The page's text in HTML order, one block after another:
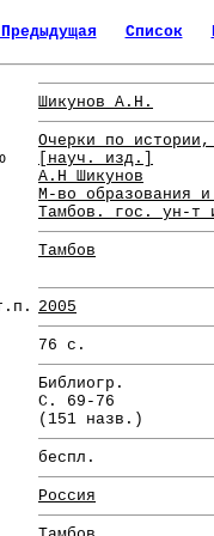
Список
Шикунов А.Н.
Очерки по
[науч. изд.]
А.Н Шикунов
М-во образования
Тамбов. гос. ун-т
Тамбов
2005
76 с.
Библиогр.
С. 69-76
(151 назв.)
беспл.
Россия